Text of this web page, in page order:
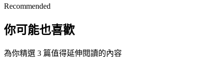
Recommended
你可能也喜歡
為你精選 3 篇值得延伸閱讀的內容